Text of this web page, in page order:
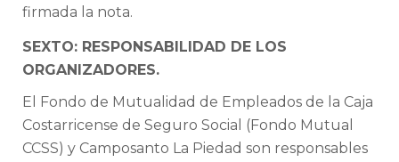
firmada la nota.
SEXTO: RESPONSABILIDAD DE LOS
ORGANIZADORES.
El Fondo de Mutualidad de Empleados de la Caja
Costarricense de Seguro Social (Fondo Mutual
CCSS) y Camposanto La Piedad son responsables